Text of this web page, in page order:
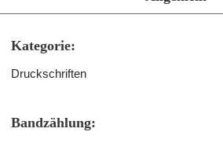
Kategorie:
Druckschriften
Bandzählung: